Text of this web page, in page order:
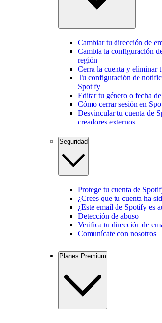
Cambiar tu dirección de
Cambia la configuración
región
Cerra la cuenta y eliminar
Tu configuración de
Spotify
Editar tu género o fecha
Cómo cerrar sesión en
Desvincular tu cuenta de
creadores externos
Seguridad
Protege tu cuenta de
¿Crees que tu cuenta ha
¿Este email de Spotify es
Detección de abuso
Verifica tu dirección de
Comunícate con nosotros
Planes Premium